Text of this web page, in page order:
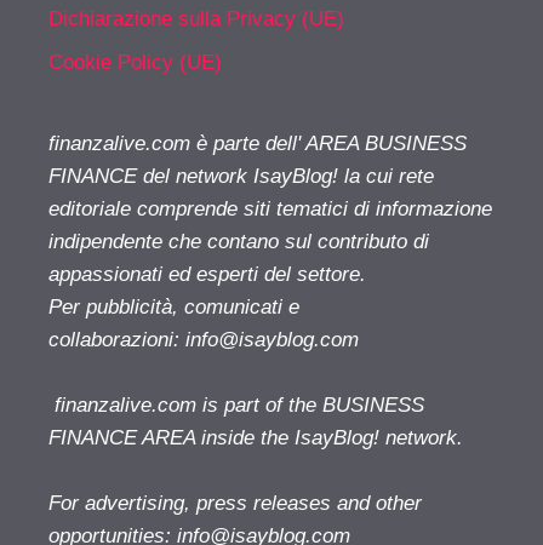
Dichiarazione sulla Privacy (UE)
Cookie Policy (UE)
finanzalive.com è parte dell' AREA BUSINESS
FINANCE del network IsayBlog! la cui rete
editoriale comprende siti tematici di informazione
indipendente che contano sul contributo di
appassionati ed esperti del settore.
Per pubblicità, comunicati e
collaborazioni: info@isayblog.com
finanzalive.com is part of the BUSINESS
FINANCE AREA inside the IsayBlog! network.
For advertising, press releases and other
opportunities: info@isayblog.com